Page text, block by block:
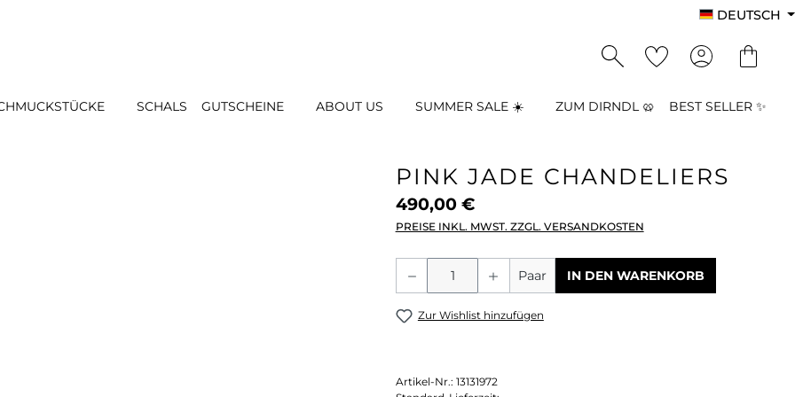
DEUTSCH
SCHALS GUTSCHEINE ABOUT US SUMMER SALE ☀️ ZUM DIRNDL 🥨 BEST SELLER ✨
PINK JADE CHANDELIERS
490,00 €
PREISE INKL. MWST. ZZGL. VERSANDKOSTEN
Produkt Anzahl: Gib den
Paar IN DEN WARENKORB
Zur Wishlist hinzufügen
Artikel-Nr.: 13131972